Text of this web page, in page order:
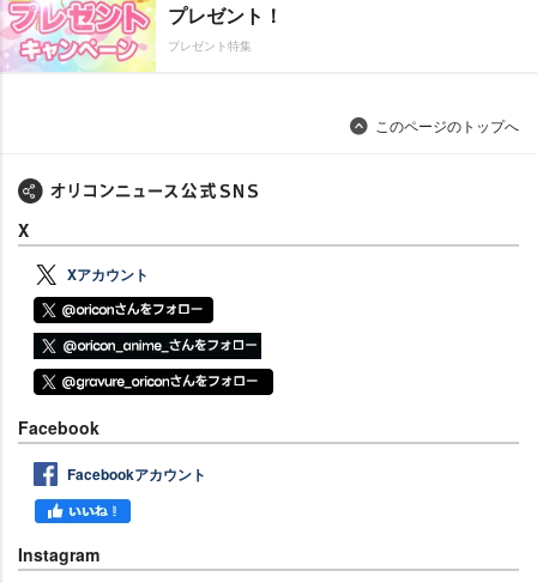
プレゼント！
プレゼント特集
このページのトップへ
X
Xアカウント
Facebook
Facebookアカウント
Instagram